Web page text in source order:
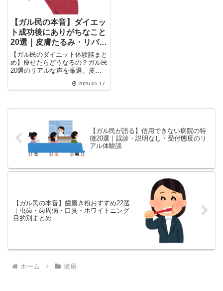
【ガル民の本音】ダイエッ
ト成功後にありがちなこと
20選｜皮膚たるみ・リバウ
ンド体験談
【ガル民のダイエット体験談まと
め】痩せたらどうなるの？ガル民
20選のリアルな声を厳選。皮膚
バウンドが怖い・周りに心配され
20kg以上の大幅減量体験談も収
2026.05.17
【ガル民が語る】信用できない病院の特
徴20選｜誤診・説明なし・受付態度のリ
アル体験談
【ガル民の本音】歯磨き粉おすすめ22選
｜虫歯・歯周病・口臭・ホワイトニング
目的別まとめ
ホーム 健康